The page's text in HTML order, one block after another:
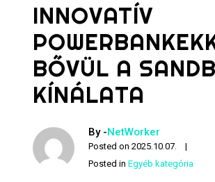
INNOVATÍV
BŐVÜL A
KÍNÁLATA
By -NetWorker
Posted on2025.10.07.
Posted inEgyéb kategória